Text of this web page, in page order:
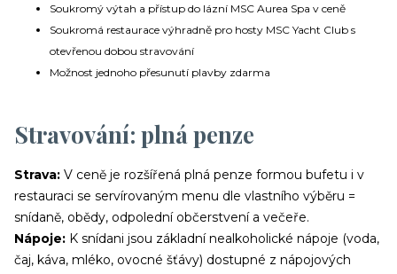
Soukromý výtah a přístup do lázní MSC Aurea Spa v ceně
Soukromá restaurace výhradně pro hosty MSC Yacht Club s
otevřenou dobou stravování
Možnost jednoho přesunutí plavby zdarma
Stravování: plná penze
Strava: V ceně je rozšířená plná penze formou bufetu i v
restauraci se servírovaným menu dle vlastního výběru =
snídaně, obědy, odpolední občerstvení a večeře.
Nápoje: K snídani jsou základní nealkoholické nápoje (voda,
čaj, káva, mléko, ovocné šťávy) dostupné z nápojových